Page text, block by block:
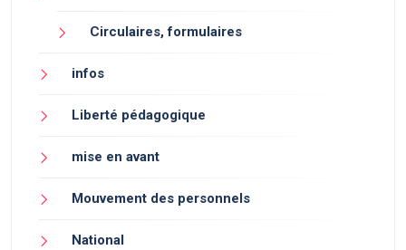
Circulaires, formulaires
infos
Liberté pédagogique
mise en avant
Mouvement des personnels
National